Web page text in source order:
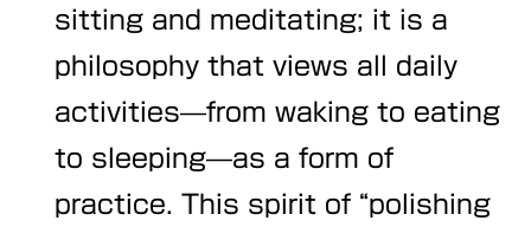
sitting and meditating; it is a
philosophy that views all daily
activities—from waking to eating
to sleeping—as a form of
practice. This spirit of “polishing